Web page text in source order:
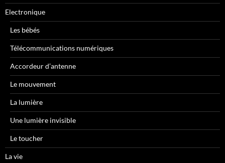
Electronique
Les bébés
Télécommunications numériques
Accordeur d’antenne
Le mouvement
La lumière
Une lumière invisible
Le toucher
La vie